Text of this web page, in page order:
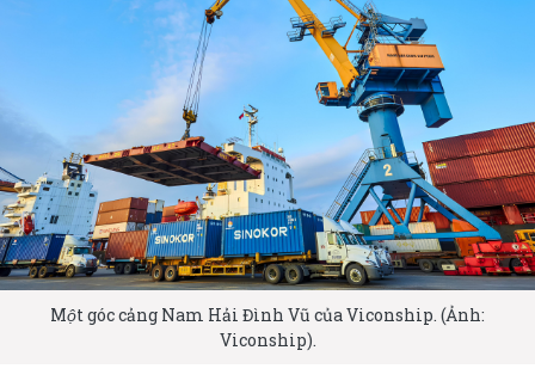
Một góc cảng Nam Hải Đình Vũ của Viconship. (Ảnh:
Viconship).